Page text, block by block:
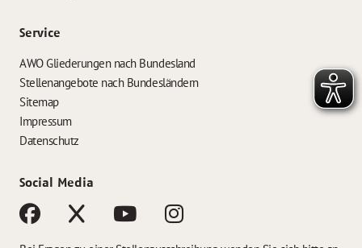
Service
AWO Gliederungen nach Bundesland
Stellenangebote nach Bundesländern
Sitemap
Impressum
Datenschutz
Social Media